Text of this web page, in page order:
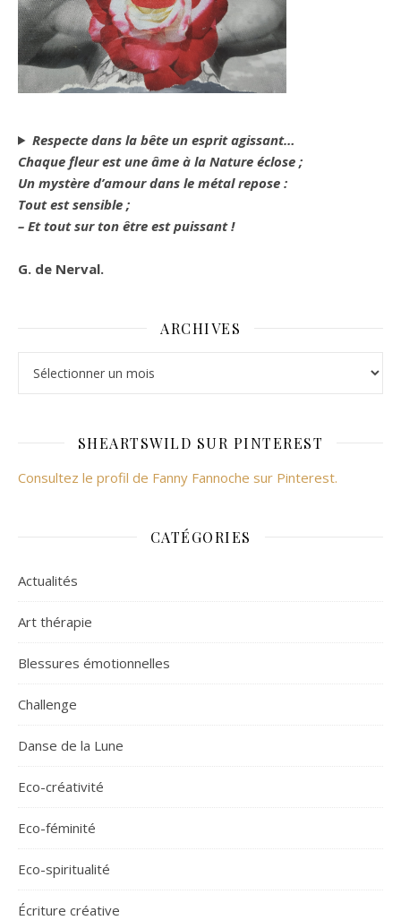
Respecte dans la bête un esprit agissant…
Chaque fleur est une âme à la Nature éclose ;
Un mystère d’amour dans le métal repose :
Tout est sensible ;
– Et tout sur ton être est puissant !
G. de Nerval.
ARCHIVES
SHEARTSWILD SUR PINTEREST
Consultez le profil de Fanny Fannoche sur Pinterest.
CATÉGORIES
Actualités
Art thérapie
Blessures émotionnelles
Challenge
Danse de la Lune
Eco-créativité
Eco-féminité
Eco-spiritualité
Écriture créative